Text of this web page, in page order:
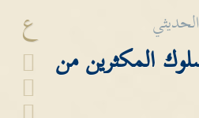
ع
المكثرين من